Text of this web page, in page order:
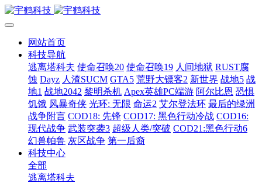
网站首页
科技导航
逃离塔科夫 使命召唤20 使命召唤19 人间地狱 RUST腐
蚀 Dayz 人渣SUCM GTA5 荒野大镖客2 新世界 战地5 战
地1 战地2042 黎明杀机 Apex英雄PC端游 阿尔比恩 恐惧
饥饿 风暴奇侠 光环: 无限 命运2 艾尔登法环 最后的绿洲
战争附言 COD18: 先锋 COD17: 黑色行动冷战 COD16:
现代战争 武装突袭3 超级人类/突破 COD21:黑色行动6
幻兽帕鲁 灰区战争 第一后裔
科技中心
全部
逃离塔科夫